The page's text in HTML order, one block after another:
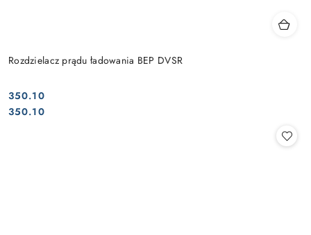
Rozdzielacz prądu ładowania BEP DVSR
Cena:
350.10
Cena:
350.10